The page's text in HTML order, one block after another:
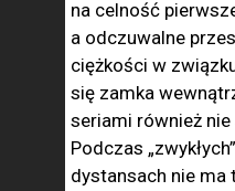
na celność
a odczuwalne
ciężkości w
się zamka
seriami również
Podczas
dystansach nie ma